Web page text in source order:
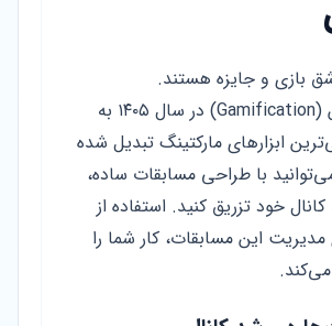
بازی و جایزه هستند.
گیمیفیکیشن (Gamification) در سال ۱۴۰۵ به
ابزارهای مارکتینگ تبدیل شده
با طراحی مسابقات ساده،
خود تزریق کنید. استفاده از
مدیریت این مسابقات، کار شما را